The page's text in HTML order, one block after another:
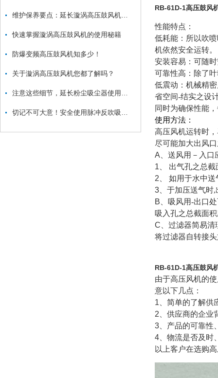
快速掌握漩涡高压鼓风机的使用秘籍
防爆变频高压鼓风机知多少！
关于漩涡高压鼓风机您都了解吗？
RB-61D-1高压鼓风
性能特点：
低耗能：所以吹
机依然安全运转。
安装容易：可随
可靠性高：除了
低震动：机械精
省空间-结实之设
同时为确保性能
使用方法：
高压风机运转时
尽可能加大出风
A 、送风用－入
1 、 出气孔之总
2 、 如用于水中
3 、于加压送气
B 、吸风用-出口
吸入孔之总截面
C 、过滤器简易
将过滤器自转接
RB-61D-1高压鼓风
由于高压风机的
意以下几点：
1 、简单的了解
2 、供应商的企
3 、产品的可靠
4 、物流是否及时
以上客户在选购